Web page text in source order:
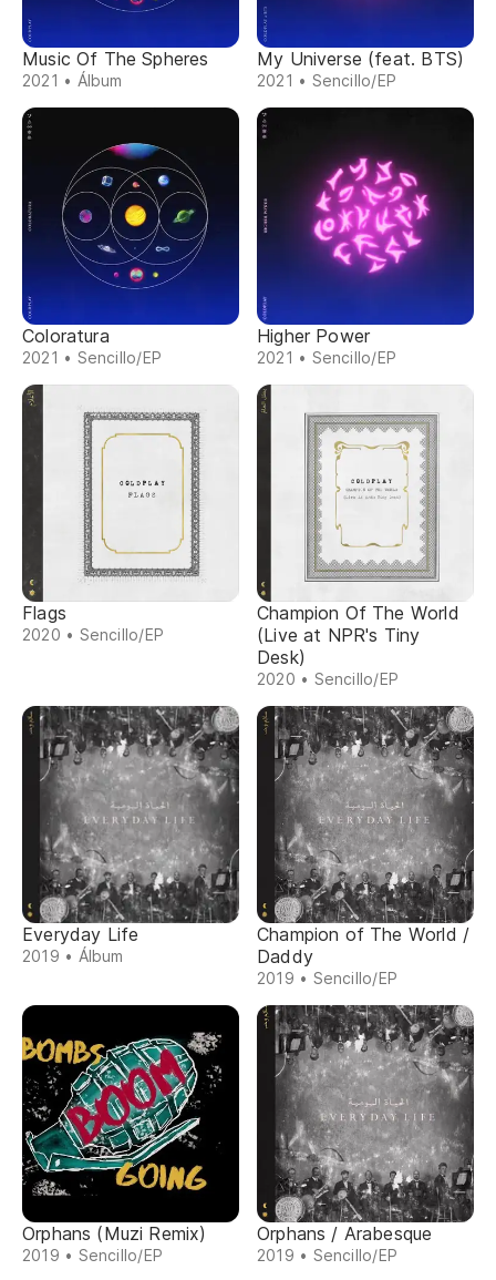
Music Of The Spheres
2021 • Álbum
My Universe (feat. BTS)
2021 • Sencillo/EP
Coloratura
2021 • Sencillo/EP
Higher Power
2021 • Sencillo/EP
Flags
2020 • Sencillo/EP
Champion Of The World
(Live at NPR's Tiny
Desk)
2020 • Sencillo/EP
Everyday Life
2019 • Álbum
Champion of The World /
Daddy
2019 • Sencillo/EP
Orphans (Muzi Remix)
2019 • Sencillo/EP
Orphans / Arabesque
2019 • Sencillo/EP